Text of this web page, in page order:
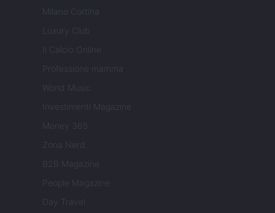
Milano Cortina
Luxury Club
Il Calcio Online
Professione mamma
World Music
Investimenti Magazine
Money 365
Zona Nerd
B2B Magazine
People Magazine
Day Travel